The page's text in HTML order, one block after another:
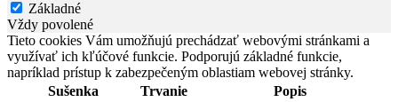
Základné
Vždy povolené
Tieto cookies Vám umožňujú prechádzať webovými stránkami a
využívať ich kľúčové funkcie. Podporujú základné funkcie,
napríklad prístup k zabezpečeným oblastiam webovej stránky.
Sušenka
Trvanie Popis